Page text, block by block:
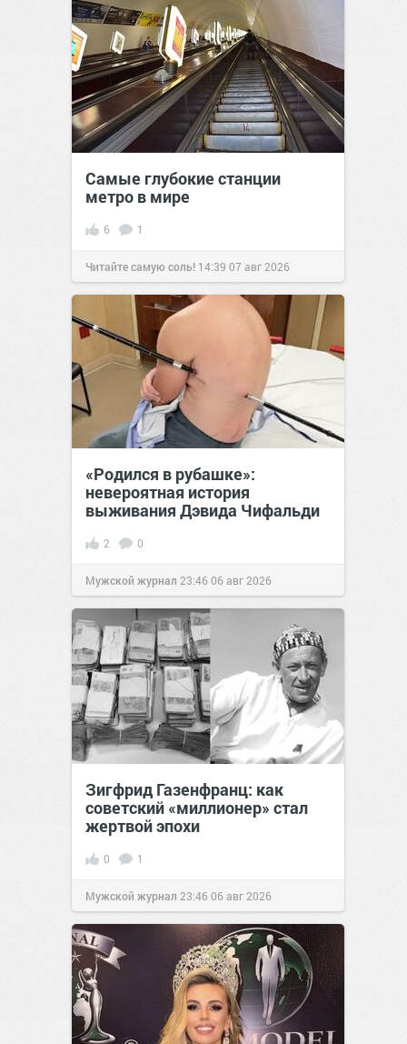
Самые глубокие станции
метро в мире
6 1
Читайте самую соль! 14:39 07 авг 2026
«Родился в рубашке»:
невероятная история
выживания Дэвида Чифальди
2 0
Мужской журнал 23:4606 авг 2026
Зигфрид Газенфранц: как
советский «миллионер» стал
жертвой эпохи
0 1
Мужской журнал 23:4606 авг 2026